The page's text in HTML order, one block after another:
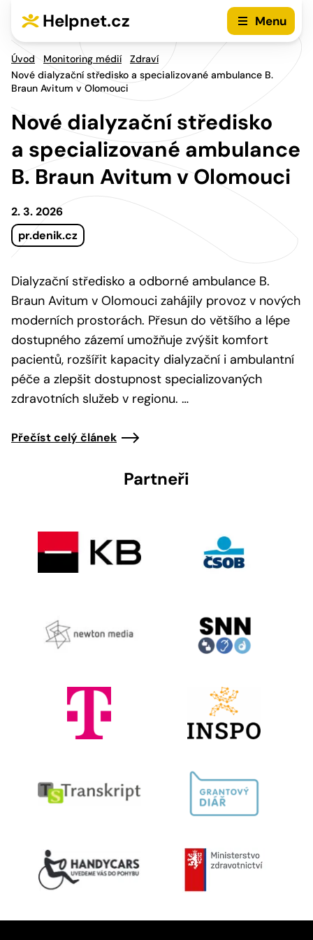
Helpnet.cz Menu
Úvod Monitoring médií
Zdraví
Nové dialyzační středisko a specializované ambulance B.
Braun Avitum v Olomouci
Nové dialyzační středisko
a specializované ambulance
B. Braun Avitum v Olomouci
2. 3. 2026
pr.denik.cz
Dialyzační středisko a odborné ambulance B.
Braun Avitum v Olomouci zahájily provoz v nových
moderních prostorách. Přesun do většího a lépe
dostupného zázemí umožňuje zvýšit komfort
pacientů, rozšířit kapacity dialyzační i ambulantní
péče a zlepšit dostupnost specializovaných
zdravotních služeb v regionu. …
Přečíst celý článek
Partneři